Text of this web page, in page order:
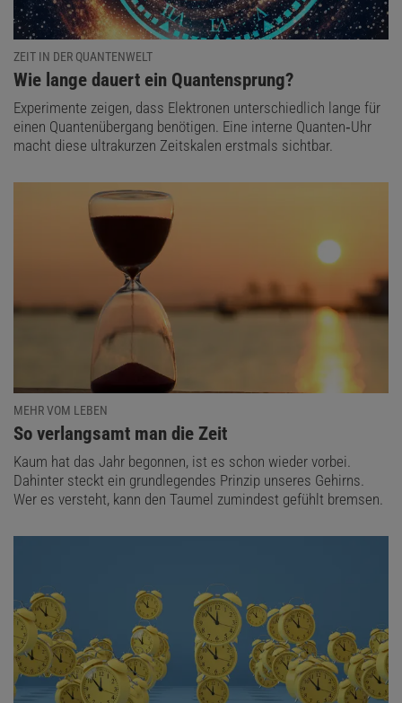
ZEIT IN DER QUANTENWELT
:
Wie lange dauert ein Quantensprung?
Experimente zeigen, dass Elektronen unterschiedlich lange für
einen Quantenübergang benötigen. Eine interne Quanten‑Uhr
macht diese ultrakurzen Zeitskalen erstmals sichtbar.
MEHR VOM LEBEN
:
So verlangsamt man die Zeit
Kaum hat das Jahr begonnen, ist es schon wieder vorbei.
Dahinter steckt ein grundlegendes Prinzip unseres Gehirns.
Wer es versteht, kann den Taumel zumindest gefühlt bremsen.